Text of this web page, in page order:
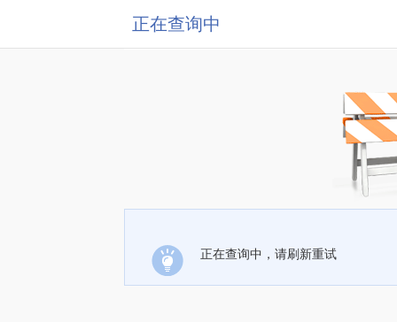
正在查询中
正在查询中，请刷新重试